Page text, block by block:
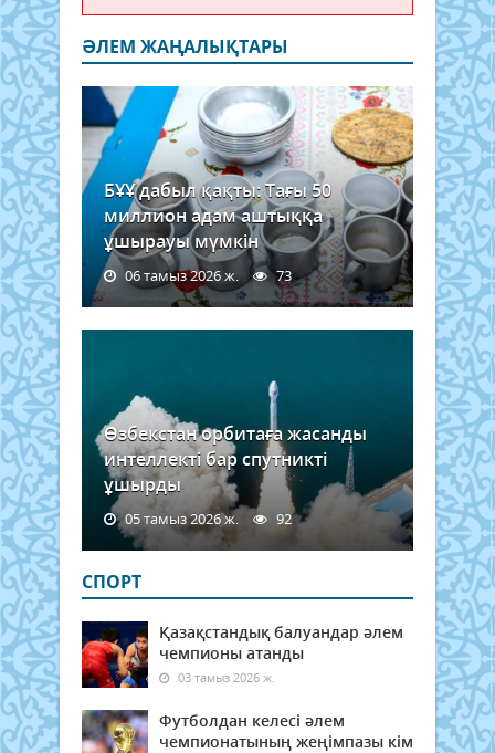
ӘЛЕМ ЖАҢАЛЫҚТАРЫ
БҰҰ дабыл қақты: Тағы 50
миллион адам аштыққа
ұшырауы мүмкін
06 тамыз 2026 ж. 73
Өзбекстан орбитаға жасанды
интеллекті бар спутникті
ұшырды
05 тамыз 2026 ж. 92
СПОРТ
Қазақстандық балуандар әлем
чемпионы атанды
03 тамыз 2026 ж.
Футболдан келесі әлем
чемпионатының жеңімпазы кім